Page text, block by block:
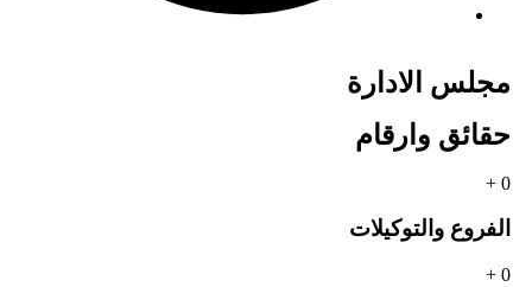
مجلس الادارة
حقائق وارقام
0
+
الفروع والتوكيلات
0
+